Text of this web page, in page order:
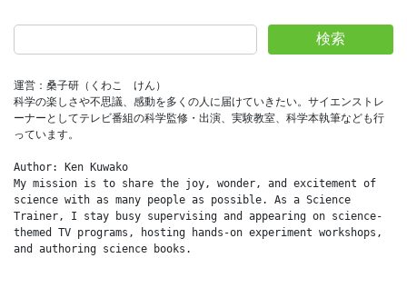
検索
運営：桑子研（くわこ　けん）
科学の楽しさや不思議、感動を多くの人に届けていきたい。サイエンストレ
ーナーとしてテレビ番組の科学監修・出演、実験教室、科学本執筆なども行
っています。
Author: Ken Kuwako
My mission is to share the joy, wonder, and excitement of
science with as many people as possible. As a Science
Trainer, I stay busy supervising and appearing on science-
themed TV programs, hosting hands-on experiment workshops,
and authoring science books.